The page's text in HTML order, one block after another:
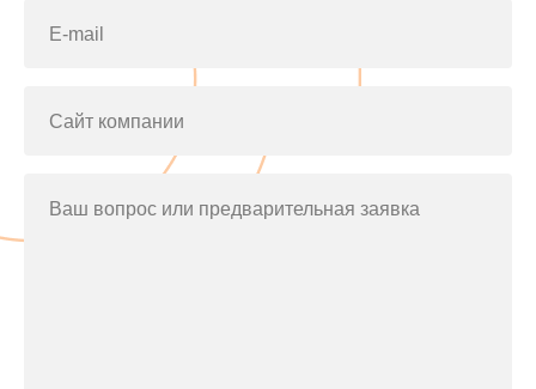
E-mail
Сайт компании
Ваш вопрос или предварительная заявка